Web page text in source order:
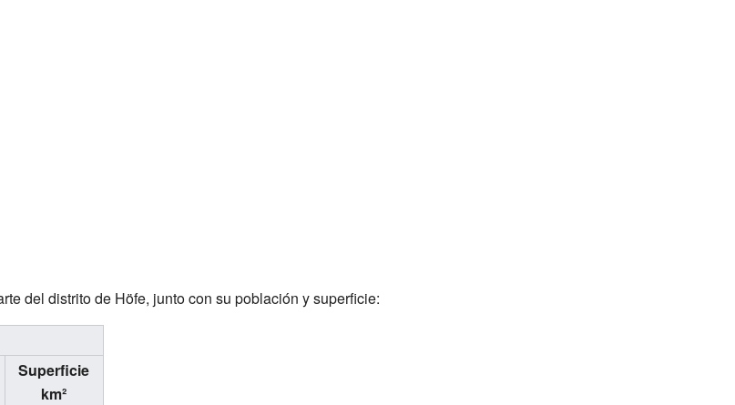
del distrito de Höfe, junto con su población y superficie:
Superficie
km²